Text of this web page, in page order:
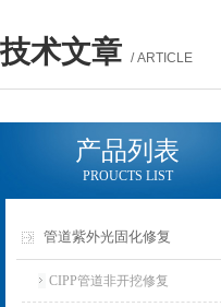
技术文章 / ARTICLE
产品列表
PROUCTS LIST
管道紫外光固化修复
CIPP管道非开挖修复